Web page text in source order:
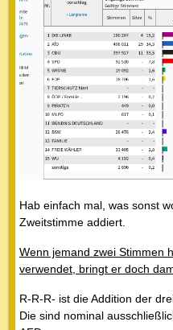
Hab einfach mal, was sonst
Zweitstimme addiert.
Wenn jemand zwei Stimmen
verwendet, bringt er doch
R-R-R- ist die Addition der
Die sind nominal